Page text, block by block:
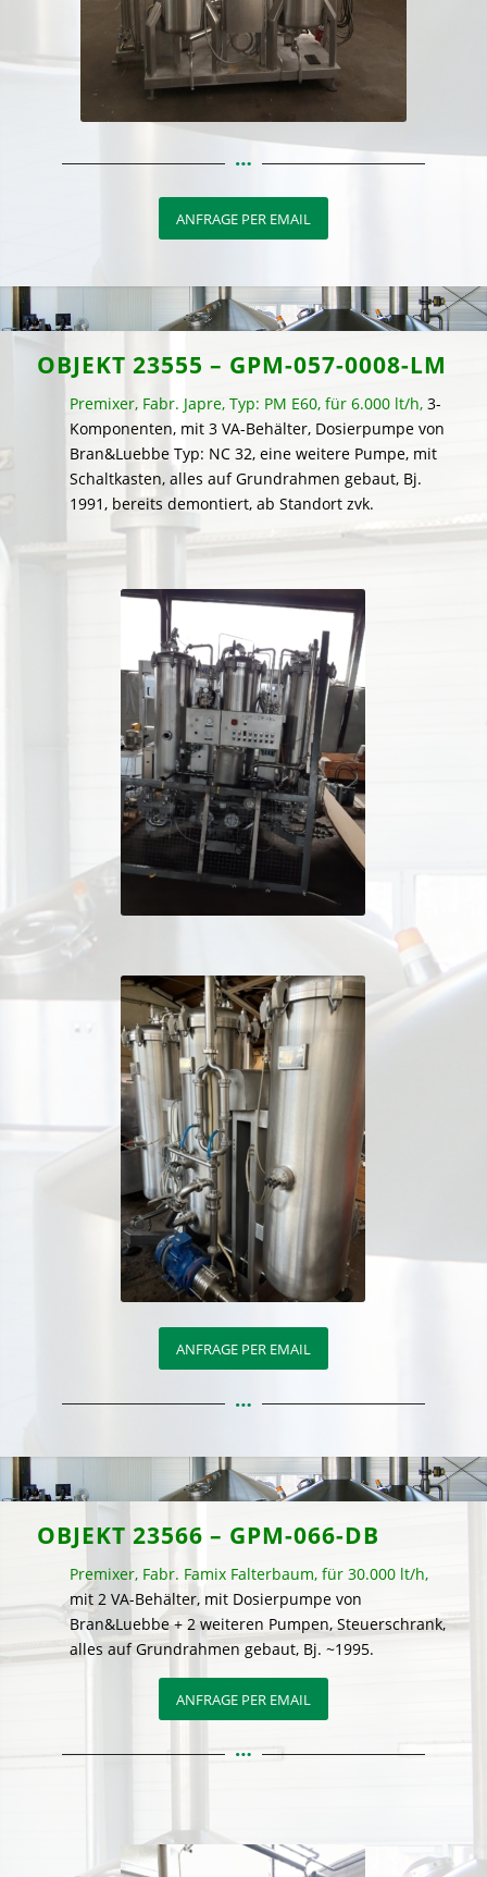
ANFRAGE PER EMAIL
OBJEKT 23555 – GPM-057-0008-LM
Premixer, Fabr. Japre, Typ: PM E60, für 6.000 lt/h,3-
Komponenten, mit 3 VA-Behälter, Dosierpumpe von
Bran&Luebbe Typ: NC 32, eine weitere Pumpe, mit
Schaltkasten, alles auf Grundrahmen gebaut, Bj.
1991, bereits demontiert, ab Standort zvk.
ANFRAGE PER EMAIL
OBJEKT 23566 – GPM-066-DB
Premixer, Fabr. Famix Falterbaum, für 30.000 lt/h,
mit 2 VA-Behälter, mit Dosierpumpe von
Bran&Luebbe + 2 weiteren Pumpen, Steuerschrank,
alles auf Grundrahmen gebaut, Bj. ~1995.
ANFRAGE PER EMAIL